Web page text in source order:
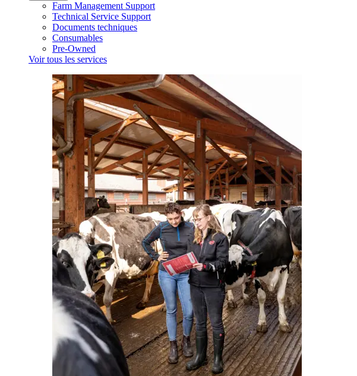
Farm Management Support
Technical Service Support
Documents techniques
Consumables
Pre-Owned
Voir tous les services